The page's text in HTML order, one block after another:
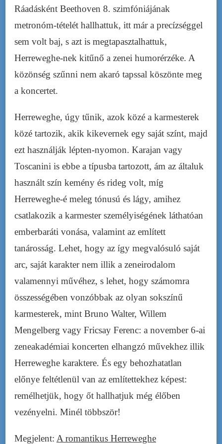
Ráadásként Beethoven 8. szimfóniájának
metronóm-tételét hallhattuk, itt már a precízséggel
sem volt baj, s azt is megtapasztalhattuk,
Herreweghe-nek kitűnő a zenei humorérzéke. A
közönség szűnni nem akaró tapssal köszönte meg
a koncertet.
Herreweghe, úgy tűnik, azok közé a karmesterek
közé tartozik, akik kikevernek egy saját színt, majd
ezt használják lépten-nyomon. Karajan vagy
Toscanini is ebbe a típusba tartozott, ám az általuk
használt szín kemény és rideg volt, míg
Herreweghe-é meleg tónusú és lágy, amihez
csatlakozik a karmester személyiségének láthatóan
emberbaráti vonása, valamint az említett
tanárosság. Lehet, hogy az így megvalósuló saját
arc, saját karakter nem illik a zeneirodalom
valamennyi művéhez, s lehet, hogy számomra
összességében vonzóbbak az olyan sokszínű
karmesterek, mint Bruno Walter, Willem
Mengelberg vagy Fricsay Ferenc: a november 6-ai
zeneakadémiai koncerten elhangzó művekhez illik
Herreweghe karaktere. És egy behozhatatlan
előnye feltétlenül van az említettekhez képest:
remélhetjük, hogy őt hallhatjuk még élőben
vezényelni. Minél többször!
Megjelent: A romantikus Herreweghe